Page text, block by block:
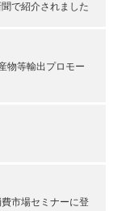
で紹介されました
物等輸出プロモー
市場セミナーに登